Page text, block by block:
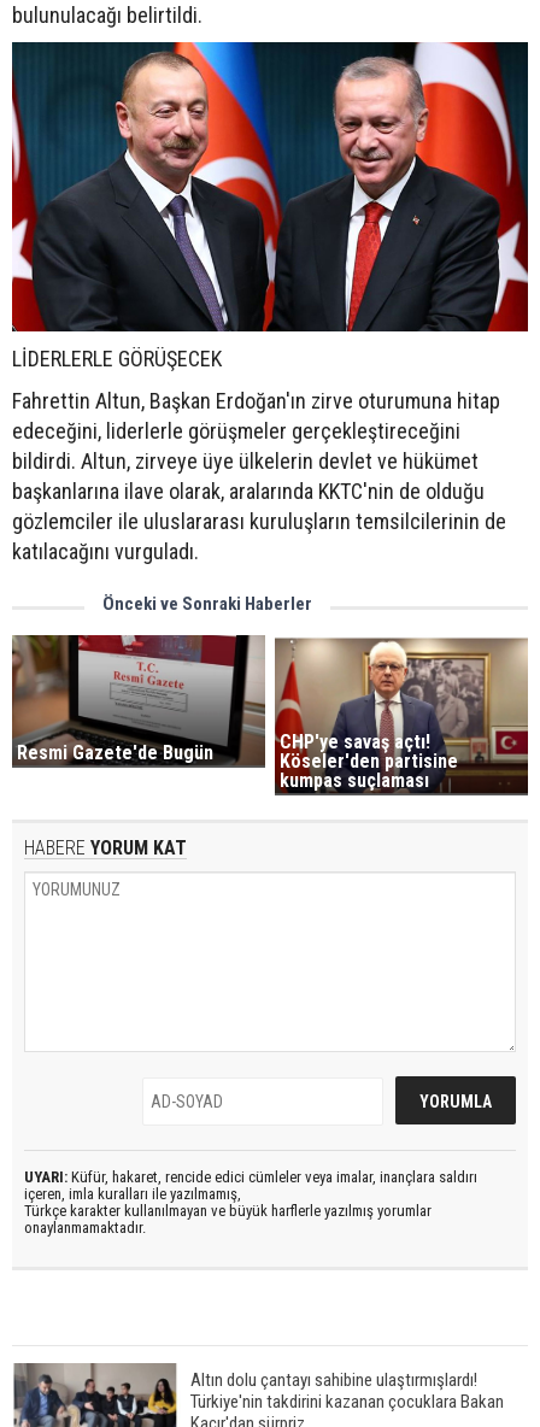
bulunulacağı belirtildi.
LİDERLERLE GÖRÜŞECEK
Fahrettin Altun, Başkan Erdoğan'ın zirve oturumuna hitap
edeceğini, liderlerle görüşmeler gerçekleştireceğini
bildirdi. Altun, zirveye üye ülkelerin devlet ve hükümet
başkanlarına ilave olarak, aralarında KKTC'nin de olduğu
gözlemciler ile uluslararası kuruluşların temsilcilerinin de
katılacağını vurguladı.
Önceki ve Sonraki Haberler
Resmi Gazete'de Bugün
CHP'ye savaş açtı!
Köseler'den partisine
kumpas suçlaması
HABERE YORUM KAT
UYARI: Küfür, hakaret, rencide edici cümleler veya imalar, inançlara saldırı
içeren, imla kuralları ile yazılmamış,
Türkçe karakter kullanılmayan ve büyük harflerle yazılmış yorumlar
onaylanmamaktadır.
Altın dolu çantayı sahibine ulaştırmışlardı!
Türkiye'nin takdirini kazanan çocuklara Bakan